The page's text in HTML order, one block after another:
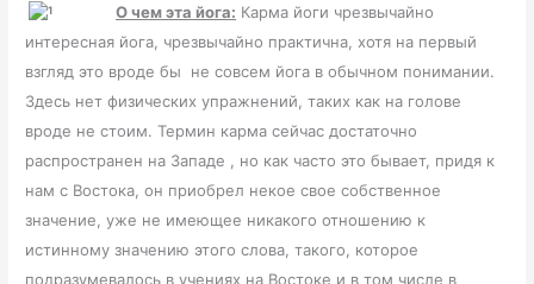
О чем эта йога: Карма йоги чрезвычайно
интересная йога, чрезвычайно практична, хотя на первый
взгляд это вроде бы не совсем йога в обычном понимании.
Здесь нет физических упражнений, таких как на голове
вроде не стоим. Термин карма сейчас достаточно
распространен на Западе , но как часто это бывает, придя к
нам с Востока, он приобрел некое свое собственное
значение, уже не имеющее никакого отношению к
истинному значению этого слова, такого, которое
подразумевалось в учениях на Востоке и в том числе в